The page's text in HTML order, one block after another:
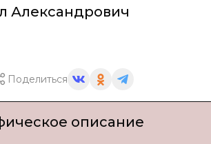
Александрович
Поделиться
описание